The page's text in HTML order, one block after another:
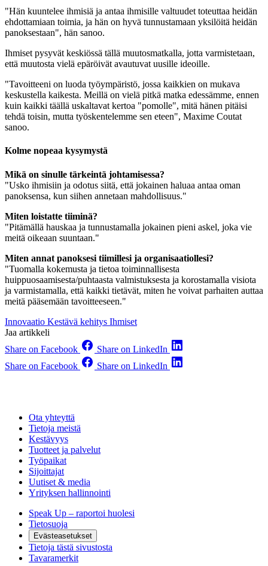
"Hän kuuntelee ihmisiä ja antaa ihmisille valtuudet toteuttaa heidän
ehdottamiaan toimia, ja hän on hyvä tunnustamaan yksilöitä heidän
panoksestaan", hän sanoo.
Ihmiset pysyvät keskiössä tällä muutosmatkalla, jotta varmistetaan,
että muutosta vielä epäröivät avautuvat uusille ideoille.
"Tavoitteeni on luoda työympäristö, jossa kaikkien on mukava
keskustella kaikesta. Meillä on vielä pitkä matka edessämme, ennen
kuin kaikki täällä uskaltavat kertoa "pomolle", mitä hänen pitäisi
tehdä toisin, mutta työskentelemme sen eteen", Maxime Coutat
sanoo.
Kolme nopeaa kysymystä
Mikä on sinulle tärkeintä johtamisessa?
"Usko ihmisiin ja odotus siitä, että jokainen haluaa antaa oman
panoksensa, kun siihen annetaan mahdollisuus."
Miten loistatte tiiminä?
"Pitämällä hauskaa ja tunnustamalla jokainen pieni askel, joka vie
meitä oikeaan suuntaan."
Miten annat panoksesi tiimillesi ja organisaatiollesi?
"Tuomalla kokemusta ja tietoa toiminnallisesta
huippuosaamisesta/puhtaasta valmistuksesta ja korostamalla visiota
ja varmistamalla, että kaikki tietävät, miten he voivat parhaiten auttaa
meitä pääsemään tavoitteeseen."
Innovaatio Kestävä kehitys Ihmiset
Jaa artikkeli
Share on Facebook
Share on LinkedIn
Share on Facebook
Share on LinkedIn
Ota yhteyttä
Tietoja meistä
Kestävyys
Tuotteet ja palvelut
Työpaikat
Sijoittajat
Uutiset & media
Yrityksen hallinnointi
Speak Up – raportoi huolesi
Tietosuoja
Evästeasetukset
Tietoja tästä sivustosta
Tavaramerkit